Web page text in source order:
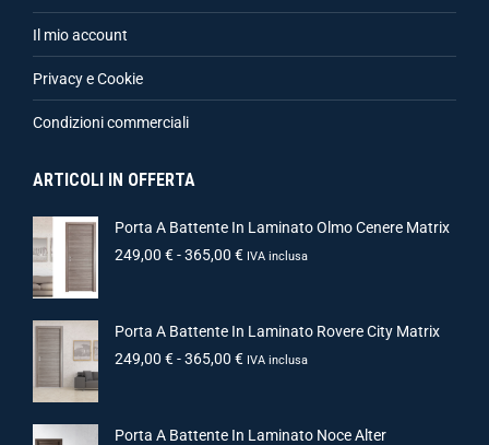
Il mio account
Privacy e Cookie
Condizioni commerciali
ARTICOLI IN OFFERTA
Porta A Battente In Laminato Olmo Cenere Matrix
249,00 €-365,00 € IVA inclusa
Porta A Battente In Laminato Rovere City Matrix
249,00 €-365,00 € IVA inclusa
Porta A Battente In Laminato Noce Alter